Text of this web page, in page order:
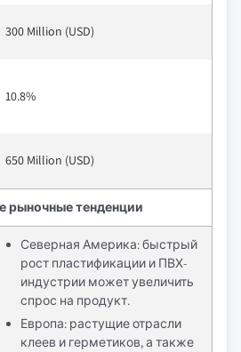
300 Million (USD)
10.8%
650 Million (USD)
рыночные тенденции
Северная Америка: быстрый
рост пластификации и ПВХ-
индустрии может увеличить
спрос на продукт.
Европа: растущие отрасли
клеев и герметиков, а также